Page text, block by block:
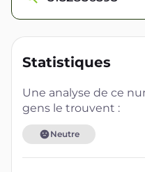
Statistiques
Une analyse de ce
gens le trouvent :
Neutre